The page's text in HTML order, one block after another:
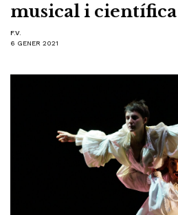
musical i científica
F.V.
6 GENER 2021